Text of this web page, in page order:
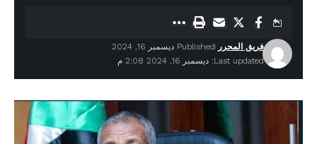
Last updated: ديسمبر 16, 2024 2:08 م
فريق المحرر Published ديسمبر 16, 2024